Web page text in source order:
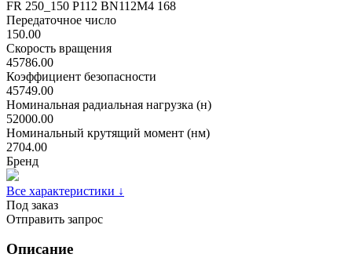
FR 250_150 P112 BN112M4 168
Передаточное число
150.00
Скорость вращения
45786.00
Коэффициент безопасности
45749.00
Номинальная радиальная нагрузка (н)
52000.00
Номинальный крутящий момент (нм)
2704.00
Бренд
Все характеристики ↓
Под заказ
Отправить запрос
Описание